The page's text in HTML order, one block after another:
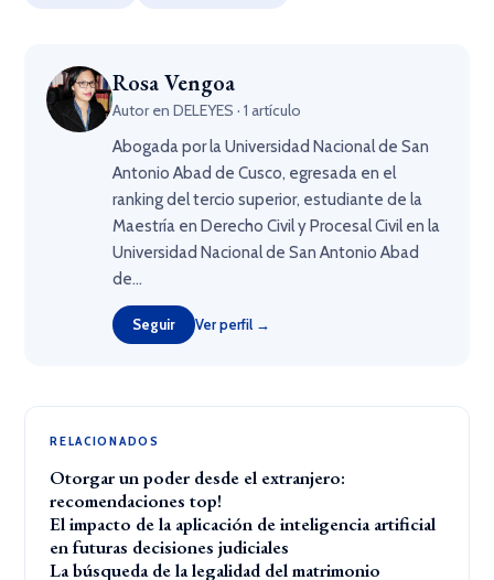
Rosa Vengoa
Autor en DELEYES · 1 artículo
Abogada por la Universidad Nacional de San
Antonio Abad de Cusco, egresada en el
ranking del tercio superior, estudiante de la
Maestría en Derecho Civil y Procesal Civil en la
Universidad Nacional de San Antonio Abad
de...
Seguir Ver perfil →
RELACIONADOS
Otorgar un poder desde el extranjero:
recomendaciones top!
El impacto de la aplicación de inteligencia artificial
en futuras decisiones judiciales
La búsqueda de la legalidad del matrimonio